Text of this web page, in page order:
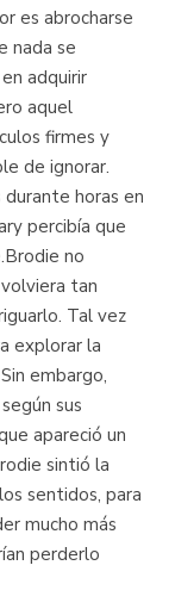
es abrocharse
nada se
adquirir
aquel
firmes y
de ignorar.
horas en
percibía que
no
tan
Tal vez
explorar la
embargo,
sus
apareció un
sintió la
sentidos, para
mucho más
perderlo